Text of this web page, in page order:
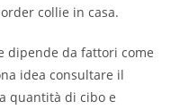
collie in casa.
dipende da fattori come
idea consultare il
quantità di cibo e